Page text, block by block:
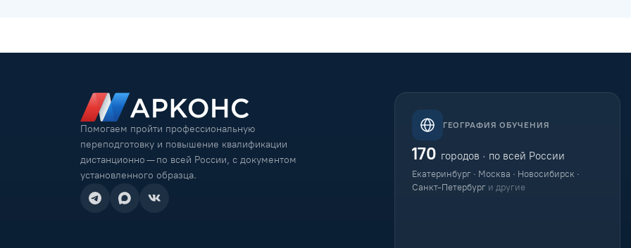
Помогаем пройти профессиональную
переподготовку и повышение квалификации
дистанционно — по всей России, с документом
установленного образца.
ГЕОГРАФИЯ ОБУЧЕНИЯ
170 городов · по всей России
Екатеринбург · Москва · Новосибирск ·
Санкт-Петербург и другие